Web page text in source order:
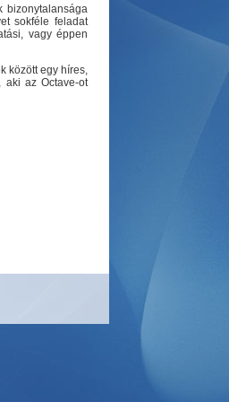
bizonytalansága
sokféle feladat
vagy éppen
között egy híres,
aki az Octave-ot